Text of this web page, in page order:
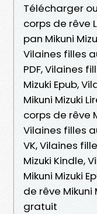
Télécharger
corps de rêve
pan Mikuni
Vilaines filles
PDF, Vilaines
Mizuki Epub,
Mikuni Mizuki
corps de rêve
Vilaines filles
VK, Vilaines
Mizuki Kindle,
Mikuni Mizuki
de rêve
gratuit